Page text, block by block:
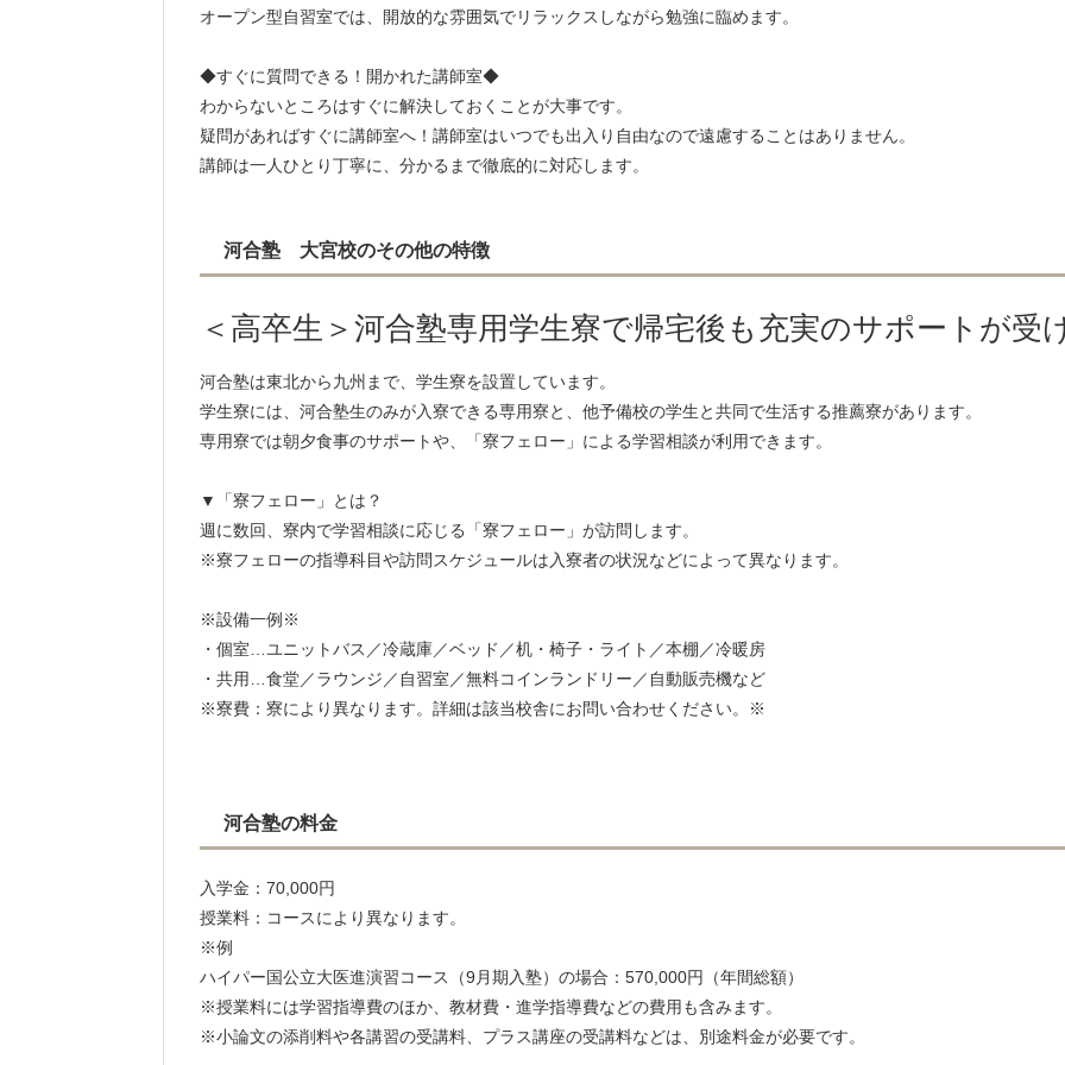
オープン型自習室では、開放的な雰囲気でリラックスしながら勉強に臨めます。
◆すぐに質問できる！開かれた講師室◆
わからないところはすぐに解決しておくことが大事です。
疑問があればすぐに講師室へ！講師室はいつでも出入り自由なので遠慮することはありません。
講師は一人ひとり丁寧に、分かるまで徹底的に対応します。
河合塾 大宮校のその他の特徴
＜高卒生＞河合塾専用学生寮で帰宅後も充実のサポートが受
河合塾は東北から九州まで、学生寮を設置しています。
学生寮には、河合塾生のみが入寮できる専用寮と、他予備校の学生と共同で生活する推薦寮があります。
専用寮では朝夕食事のサポートや、「寮フェロー」による学習相談が利用できます。
▼「寮フェロー」とは？
週に数回、寮内で学習相談に応じる「寮フェロー」が訪問します。
※寮フェローの指導科目や訪問スケジュールは入寮者の状況などによって異なります。
※設備一例※
・個室…ユニットバス／冷蔵庫／ベッド／机・椅子・ライト／本棚／冷暖房
・共用…食堂／ラウンジ／自習室／無料コインランドリー／自動販売機など
※寮費：寮により異なります。詳細は該当校舎にお問い合わせください。※
河合塾の料金
入学金：70,000円
授業料：コースにより異なります。
※例
ハイパー国公立大医進演習コース（9月期入塾）の場合：570,000円（年間総額）
※授業料には学習指導費のほか、教材費・進学指導費などの費用も含みます。
※小論文の添削料や各講習の受講料、プラス講座の受講料などは、別途料金が必要です。